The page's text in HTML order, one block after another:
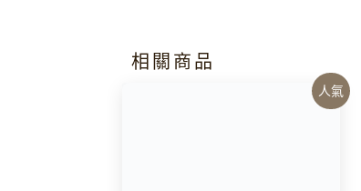
相關商品
人氣